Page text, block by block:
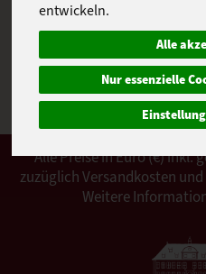
entwickeln.
Alle
Nur essenzielle
Das von Ihnen gesuchte
*Alle Preise in Euro (€) inkl.
zuzüglich Versandkosten
Weitere